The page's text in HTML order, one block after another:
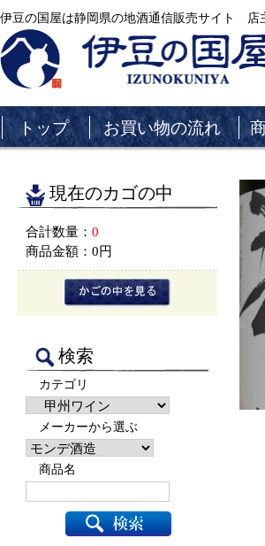
伊豆の国屋は静岡県の地酒通信販売サイト 店
トップ お買い物の流れ
現在のカゴの中
合計数量： 0
商品金額： 0円
検索
カテゴリ
メーカーから選ぶ
商品名